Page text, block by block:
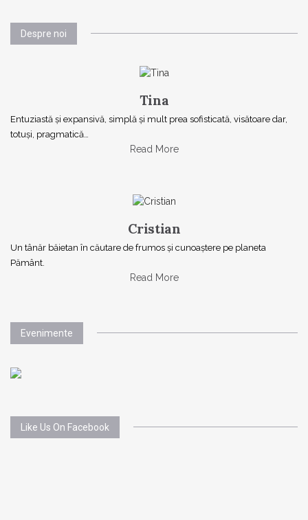
Despre noi
Tina
Entuziastă şi expansivă, simplă şi mult prea sofisticată, visătoare dar,
totuşi, pragmatică…
Read More
Cristian
Un tânăr băietan în căutare de frumos și cunoaștere pe planeta
Pământ.
Read More
Evenimente
Like Us On Facebook